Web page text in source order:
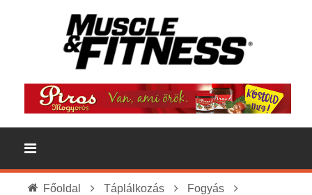
Főoldal Táplálkozás Fogyás